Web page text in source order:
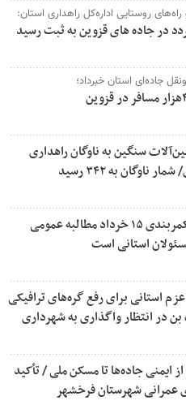
روستایی اداره‌کل راهداری استان:
جاده‌ای استان خبرداد؛
ماشین‌آلات سنگین به ناوگان راهداری
به ۳۴۲ رسید
فاطمه بیگی: تکمیل کمربندی ۱۵ خرداد مطالبه عمومی
استانی است
استانی برای رفع گره‌های ترافیکی
در انتظار واگذاری به شهرداری
از ایمنی جاده‌ها تا مسکن ملی / تأکید
عمرانی شهرستان فرخشهر